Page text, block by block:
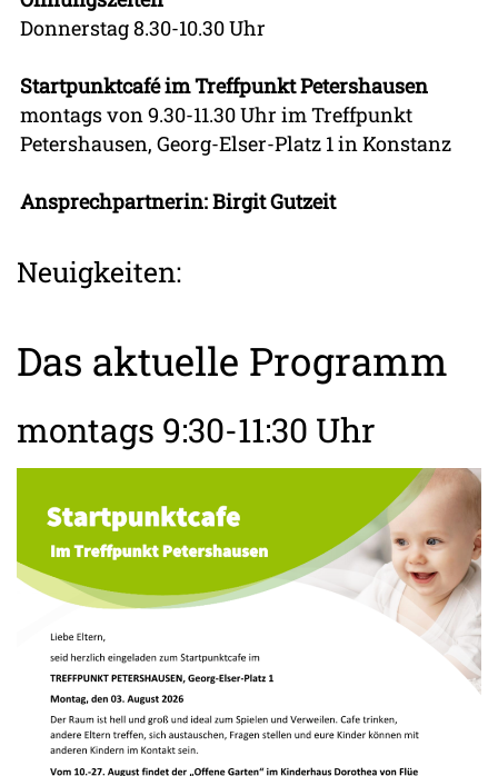
Donnerstag 8.30-10.30 Uhr
Startpunktcafé im Treffpunkt Petershausen
montags von 9.30-11.30 Uhr im Treffpunkt
Petershausen, Georg-Elser-Platz 1 in Konstanz
Ansprechpartnerin: Birgit Gutzeit
Neuigkeiten:
Das aktuelle Programm
montags 9:30-11:30 Uhr